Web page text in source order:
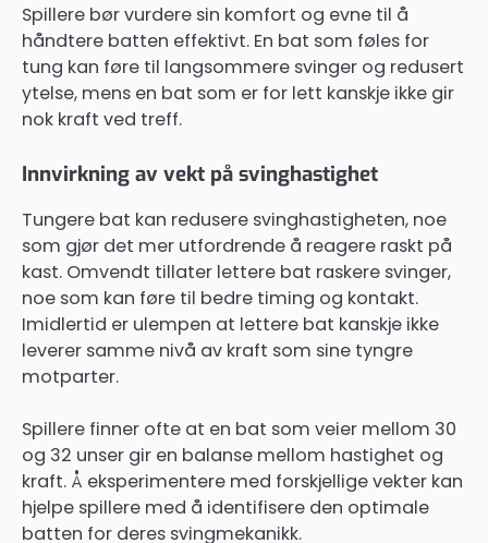
Spillere bør vurdere sin komfort og evne til å
håndtere batten effektivt. En bat som føles for
tung kan føre til langsommere svinger og redusert
ytelse, mens en bat som er for lett kanskje ikke gir
nok kraft ved treff.
Innvirkning av vekt på svinghastighet
Tungere bat kan redusere svinghastigheten, noe
som gjør det mer utfordrende å reagere raskt på
kast. Omvendt tillater lettere bat raskere svinger,
noe som kan føre til bedre timing og kontakt.
Imidlertid er ulempen at lettere bat kanskje ikke
leverer samme nivå av kraft som sine tyngre
motparter.
Spillere finner ofte at en bat som veier mellom 30
og 32 unser gir en balanse mellom hastighet og
kraft. Å eksperimentere med forskjellige vekter kan
hjelpe spillere med å identifisere den optimale
batten for deres svingmekanikk.